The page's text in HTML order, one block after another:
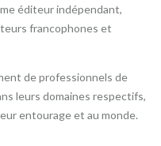
éditeur indépendant,
francophones et
de professionnels de
leurs domaines respectifs,
entourage et au monde.